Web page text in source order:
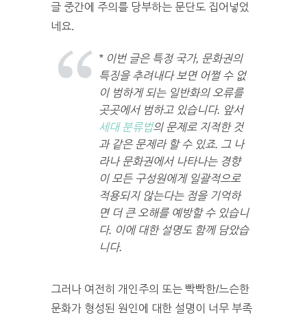
글 중간에 주의를 당부하는 문단도 집어넣었
네요.
* 이번 글은 특정 국가, 문화권의
특징을 추려내다 보면 어쩔 수 없
이 범하게 되는 일반화의 오류를
곳곳에서 범하고 있습니다. 앞서
세대 분류법의 문제로 지적한 것
과 같은 문제라 할 수 있죠. 그 나
라나 문화권에서 나타나는 경향
이 모든 구성원에게 일괄적으로
적용되지 않는다는 점을 기억하
면 더 큰 오해를 예방할 수 있습니
다. 이에 대한 설명도 함께 담았습
니다.
그러나 여전히 개인주의 또는 빡빡한/느슨한
문화가 형성된 원인에 대한 설명이 너무 부족